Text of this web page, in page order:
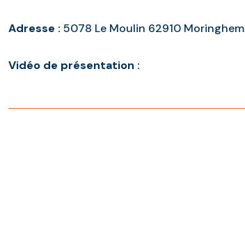
Adresse : 5078 Le Moulin 62910 Moringhem
Vidéo de présentation :